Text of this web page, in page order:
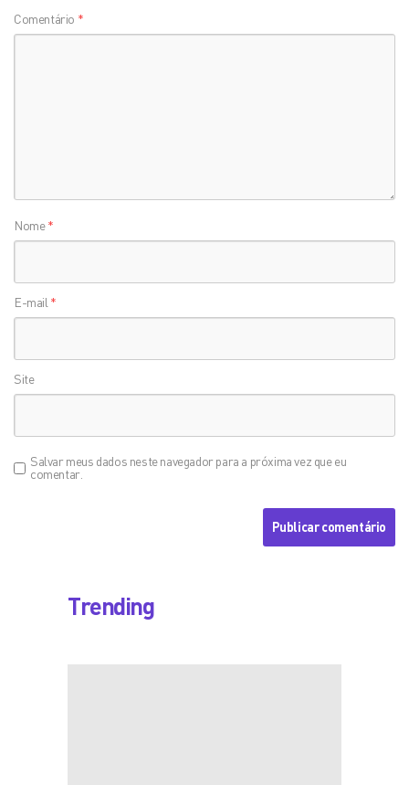
Comentário *
Nome*
E-mail *
Site
Salvar meus dados neste navegador para a próxima vez que eu
comentar.
Trending